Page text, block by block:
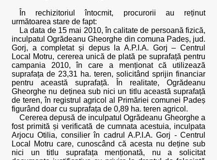
În rechizitoriul întocmit, procurorii au reținut
următoarea stare de fapt:
La data de 15 mai 2010, în calitate de persoană fizică,
inculpatul Ogrădeanu Gheorghe din comuna Padeș, jud.
Gorj, a completat și depus la A.P.I.A. Gorj – Centrul
Local Motru, cererea unică de plată pe suprafață pentru
campania 2010, în care a menționat că utilizează
suprafața de 23,31 ha. teren, solicitând sprijin financiar
pentru această suprafață. În realitate, Ogrădeanu
Gheorghe nu deținea sub nici un titlu această suprafață
de teren, în registrul agricol al Primăriei comunei Padeș
figurând doar cu suprafața de 0,89 ha. teren agricol.
Cererea depusă de inculpatul Ogrădeanu Gheorghe a
fost primită și verificată de cumnata acestuia, inculpata
Arjocu Otilia, consilier în cadrul A.P.I.A. Gorj - Centrul
Local Motru care, cunoscând că acesta nu deține sub
nici un titlu suprafața menționată, nu a solicitat